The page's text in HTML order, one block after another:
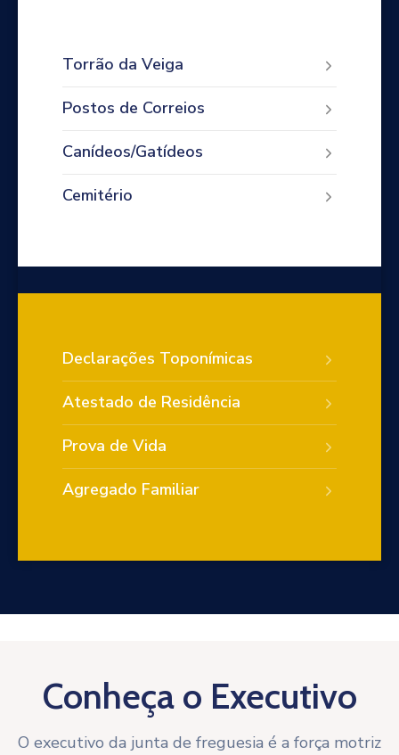
Torrão da Veiga
Postos de Correios
Canídeos/Gatídeos
Cemitério
Declarações Toponímicas
Atestado de Residência
Prova de Vida
Agregado Familiar
Conheça o Executivo
O executivo da junta de freguesia é a força motriz